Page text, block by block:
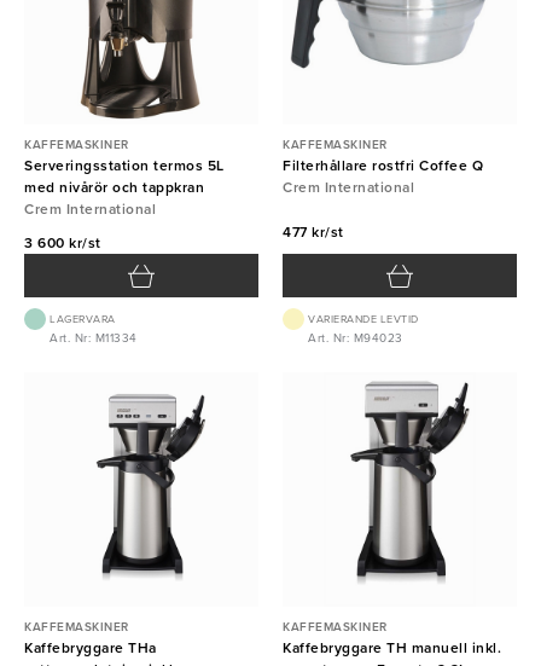
KAFFEMASKINER
Serveringsstation termos 5L
med nivårör och tappkran
Crem International
3 600 kr/st
LAGERVARA
Art. Nr: M11334
KAFFEMASKINER
Filterhållare rostfri Coffee Q
Crem International
477 kr/st
VARIERANDE LEVTID
Art. Nr: M94023
KAFFEMASKINER
Kaffebryggare THa
KAFFEMASKINER
Kaffebryggare TH manuell inkl.